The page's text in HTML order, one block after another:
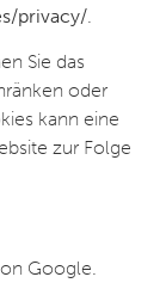
privacy/
Sie das
oder
kann eine
zur Folge
Google.